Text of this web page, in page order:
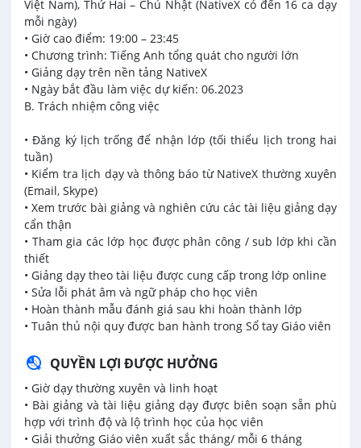
Việt Nam), Thứ Hai – Chủ Nhật (NativeX có đến 16 ca dạy
mỗi ngày)
• Giờ cao điểm: 19:00 – 23:45
• Chương trình: Tiếng Anh tổng quát cho người lớn
• Giảng dạy trên nền tảng NativeX
• Ngày bắt đầu làm việc dự kiến: 06.2023
B. Trách nhiệm công việc
• Đăng ký lịch trống để nhận lớp (tối thiểu lịch trong hai
tuần)
• Kiểm tra lịch dạy và thông báo từ NativeX thường xuyên
(Email, Skype)
• Xem trước bài giảng và nghiên cứu các tài liệu giảng dạy
cẩn thận
• Tham gia các lớp học được phân công / sub lớp khi cần
thiết
• Giảng dạy theo tài liệu được cung cấp trong lớp online
• Sửa lỗi phát âm và ngữ pháp cho học viên
• Hoàn thành mẫu đánh giá sau khi hoàn thành lớp
• Tuân thủ nội quy được ban hành trong Sổ tay Giáo viên
QUYỀN LỢI ĐƯỢC HƯỞNG
• Giờ dạy thường xuyên và linh hoạt
• Bài giảng và tài liệu giảng dạy được biên soạn sẵn phù
hợp với trình độ và lộ trình học của học viên
• Giải thưởng Giáo viên xuất sắc tháng/ mỗi 6 tháng